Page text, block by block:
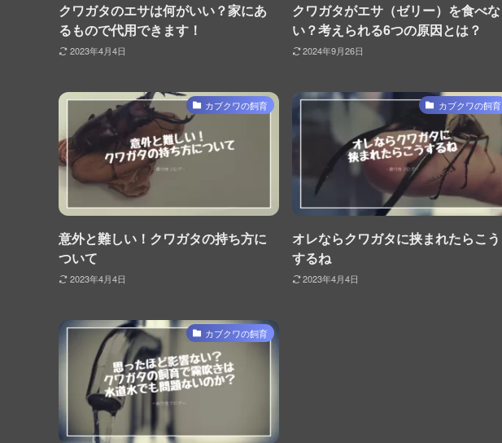
クワガタのエサは何がいい？家にあ
るもので代用できます！
2023年4月4日
クワガタがエサ（ゼリー）を食べな
い？考えられる6つの原因とは？
2024年9月26日
カブクワの飼育
意外と難しい！クワガタの持ち方に
ついて
2023年4月4日
カブクワの飼育
オレならクワガタに挟まれたらこう
するね
2023年4月4日
カブクワの飼育